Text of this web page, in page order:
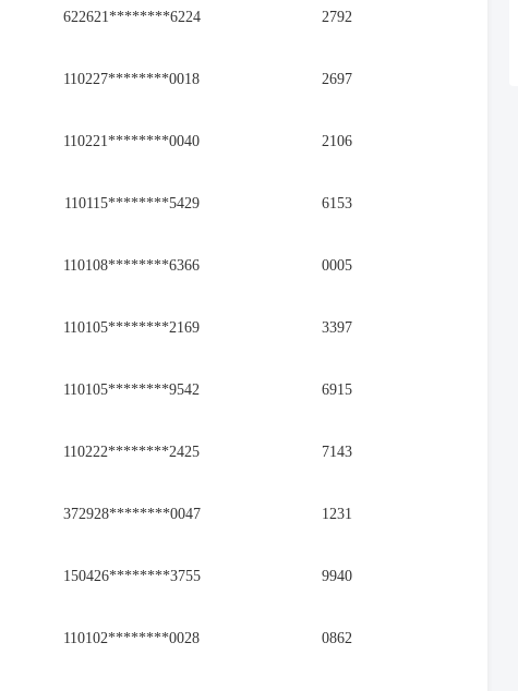
622621********6224 2792
110227********0018 2697
110221********0040 2106
110115********5429 6153
110108********6366 0005
110105********2169 3397
110105********9542 6915
110222********2425 7143
372928********0047 1231
150426********3755 9940
110102********0028 0862